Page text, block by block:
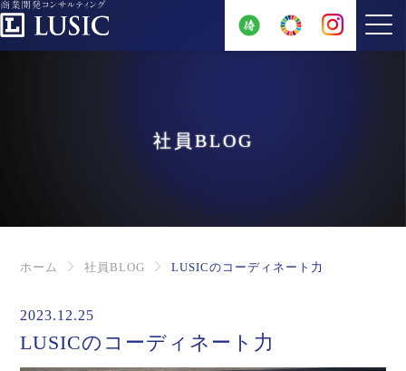
社員BLOG
ホーム 社員BLOG LUSICのコーディネート力
2023.12.25
LUSICのコーディネート力